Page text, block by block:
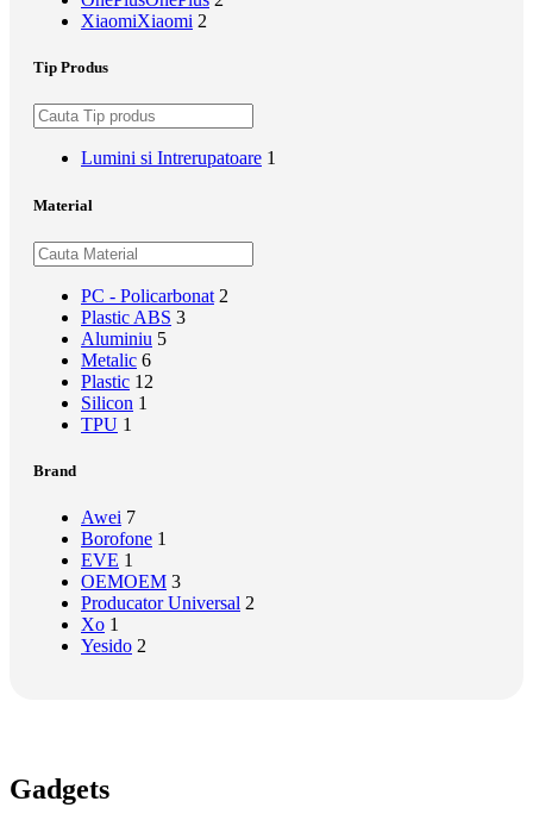
XiaomiXiaomi 2
Tip Produs
Lumini si Intrerupatoare 1
Material
PC - Policarbonat 2
Plastic ABS 3
Aluminiu 5
Metalic 6
Plastic 12
Silicon 1
TPU 1
Brand
Awei 7
Borofone 1
EVE 1
OEMOEM 3
Producator Universal 2
Xo 1
Yesido 2
Gadgets